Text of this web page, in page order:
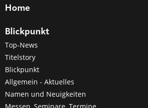
Home
Blickpunkt
Top-News
Titelstory
Blickpunkt
Allgemein - Aktuelles
Namen und Neuigkeiten